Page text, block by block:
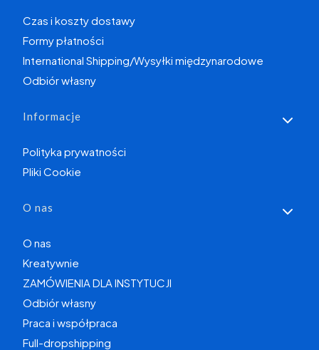
Czas i koszty dostawy
Formy płatności
International Shipping/Wysyłki międzynarodowe
Odbiór własny
Informacje
Polityka prywatności
Pliki Cookie
O nas
O nas
Kreatywnie
ZAMÓWIENIA DLA INSTYTUCJI
Odbiór własny
Praca i współpraca
Full-dropshipping